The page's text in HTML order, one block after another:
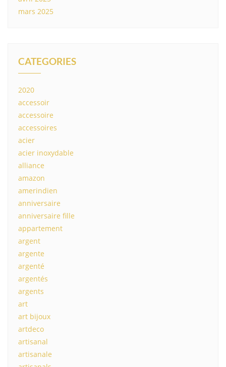
mars 2025
CATEGORIES
2020
accessoir
accessoire
accessoires
acier
acier inoxydable
alliance
amazon
amerindien
anniversaire
anniversaire fille
appartement
argent
argente
argenté
argentés
argents
art
art bijoux
artdeco
artisanal
artisanale